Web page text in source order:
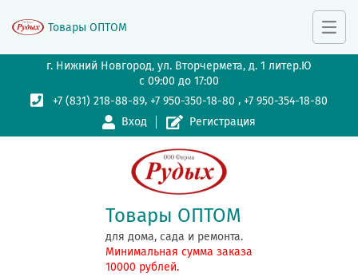
г. Нижний Новгород, ул. Вторчермета, д. 1 литер.Ю
с 09:00 до 17:00
+7 (831) 218-88-89,+7 950-350-18-80 ,+7 950-354-18-80
Вход
Регистрация
Товары ОПТОМ
для дома, сада и ремонта.
Минимальная сумма заказа
10000 рублей.
Товары ОПТОМ